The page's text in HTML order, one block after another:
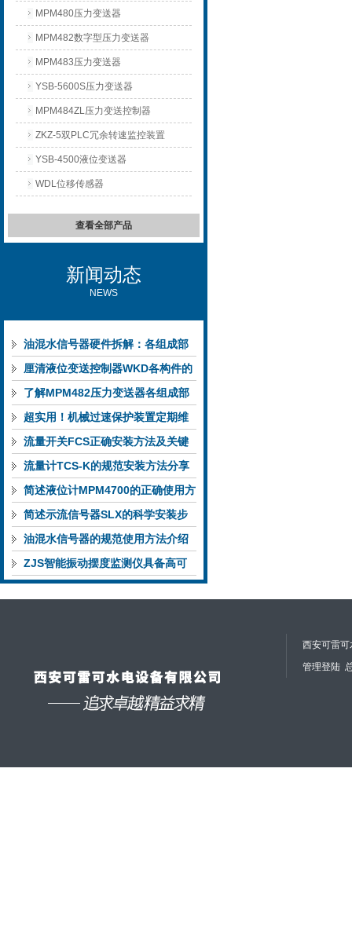
MPM480压力变送器
MPM482数字型压力变送器
MPM483压力变送器
YSB-5600S压力变送器
MPM484ZL压力变送控制器
ZKZ-5双PLC冗余转速监控装置
YSB-4500液位变送器
WDL位移传感器
查看全部产品
新闻动态
NEWS
油混水信号器硬件拆解：各组成部
件的功能特点与性能指标
厘清液位变送控制器WKD各构件的
功能特性稳定完成液位监测
了解MPM482压力变送器各组成部
件功能特点有助于提升选型合理性
超实用！机械过速保护装置定期维
护保养方法大汇总
流量开关FCS正确安装方法及关键
要点专业分享
流量计TCS-K的规范安装方法分享
简述液位计MPM4700的正确使用方
法
简述示流信号器SLX的科学安装步
骤
油混水信号器的规范使用方法介绍
ZJS智能振动摆度监测仪具备高可
靠性与自诊断能力
西安可雷
管理登陆